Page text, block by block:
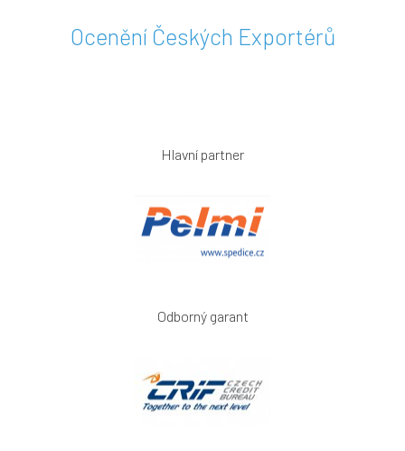
Ocenění Českých Exportérů
Hlavní partner
Odborný garant